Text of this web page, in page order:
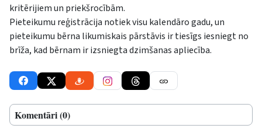
kritērijiem un priekšrocībām.
Pieteikumu reģistrācija notiek visu kalendāro gadu, un
pieteikumu bērna likumiskais pārstāvis ir tiesīgs iesniegt no
brīža, kad bērnam ir izsniegta dzimšanas apliecība.
Komentāri (0)